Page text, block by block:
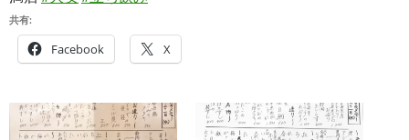
共有:
Facebook X